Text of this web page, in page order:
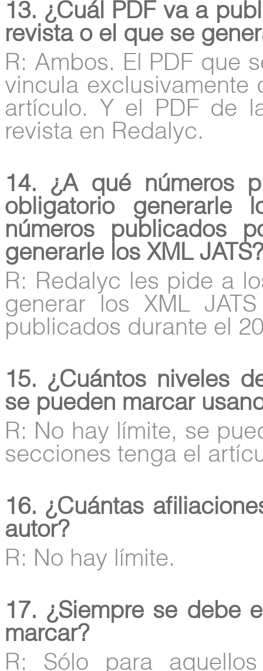
13. ¿Cuál PDF va a
revista o el que se
R: Ambos. El PDF que
vincula exclusivamente
artículo. Y el PDF de
revista en Redalyc.
14. ¿A qué números
obligatorio generarle
números publicados
generarle los XML JATS?
R: Redalyc les pide a
generar los XML
publicados durante el
15. ¿Cuántos niveles
se pueden marcar
R: No hay límite, se
secciones tenga el
16. ¿Cuántas
autor?
R: No hay límite.
17. ¿Siempre se debe
marcar?
R: Sólo para